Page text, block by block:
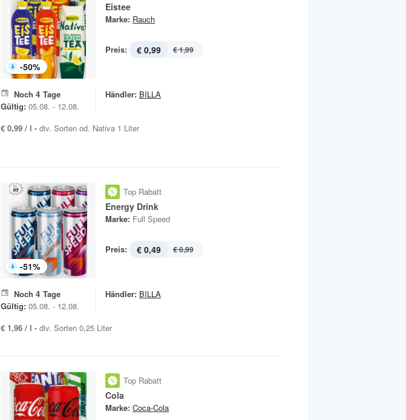
-50%
Eistee
Marke: Rauch
Preis: € 0,99 € 1,99
Noch 4 Tage
Gültig: 05.08. - 12.08.
Händler: BILLA
€ 0,99 / l - div. Sorten od. Nativa 1 Liter
-51%
Top Rabatt
Energy Drink
Marke: Full Speed
Preis: € 0,49 € 0,99
Noch 4 Tage
Gültig: 05.08. - 12.08.
Händler: BILLA
€ 1,96 / l - div. Sorten 0,25 Liter
Top Rabatt
Cola
Marke: Coca-Cola